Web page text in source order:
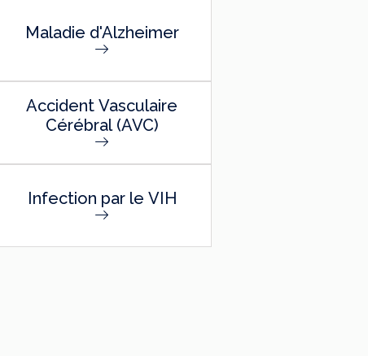
Maladie d'Alzheimer
Accident Vasculaire
Cérébral (AVC)
Infection par le VIH